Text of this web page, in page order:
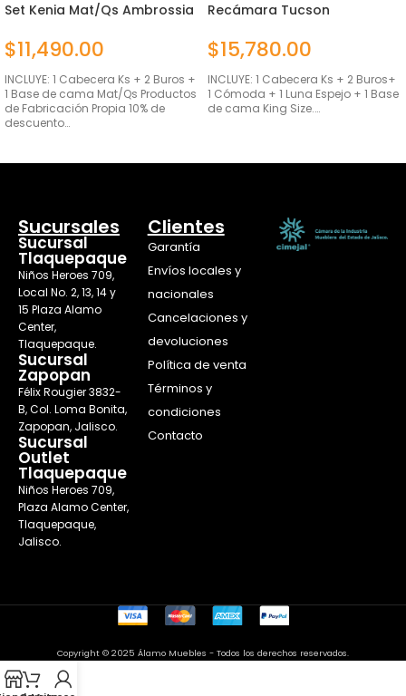
Set Kenia Mat/Qs Ambrossia
$11,490.00
INCLUYE: 1 Cabecera Ks + 2 Buros +
1 Base de cama Mat/Qs Productos
de Fabricación Propia 10% de
descuento…
Recámara Tucson
$15,780.00
INCLUYE: 1 Cabecera Ks + 2 Buros+
1 Cómoda + 1 Luna Espejo + 1 Base
de cama King Size.…
Sucursales
Sucursal
Tlaquepaque
Niños Heroes 709,
Local No. 2, 13, 14 y
15 Plaza Alamo
Center,
Tlaquepaque.
Sucursal
Zapopan
Félix Rougier 3832-
B, Col. Loma Bonita,
Zapopan, Jalisco.
Sucursal
Outlet
Tlaquepaque
Niños Heroes 709,
Plaza Alamo Center,
Tlaquepaque,
Jalisco.
Clientes
Garantía
Envíos locales y
nacionales
Cancelaciones y
devoluciones
Política de venta
Términos y
condiciones
Contacto
Copyright © 2025 Álamo Muebles - Todos los derechos reservados.